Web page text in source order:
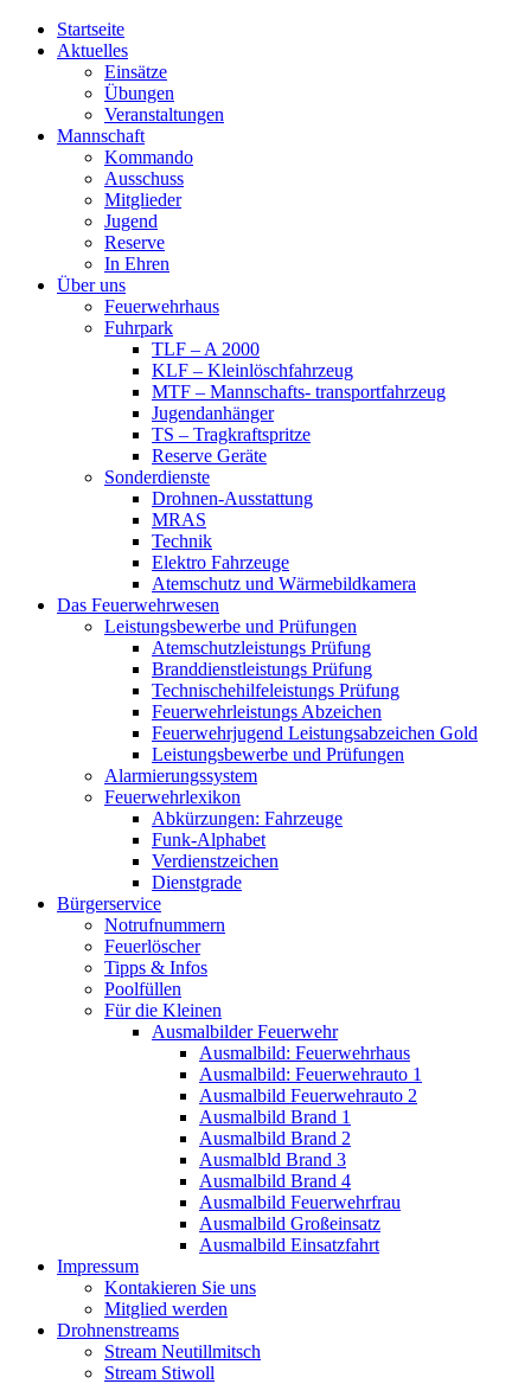
Startseite
Aktuelles
Einsätze
Übungen
Veranstaltungen
Mannschaft
Kommando
Ausschuss
Mitglieder
Jugend
Reserve
In Ehren
Über uns
Feuerwehrhaus
Fuhrpark
TLF – A 2000
KLF – Kleinlöschfahrzeug
MTF – Mannschafts- transportfahrzeug
Jugendanhänger
TS – Tragkraftspritze
Reserve Geräte
Sonderdienste
Drohnen-Ausstattung
MRAS
Technik
Elektro Fahrzeuge
Atemschutz und Wärmebildkamera
Das Feuerwehrwesen
Leistungsbewerbe und Prüfungen
Atemschutzleistungs Prüfung
Branddienstleistungs Prüfung
Technischehilfeleistungs Prüfung
Feuerwehrleistungs Abzeichen
Feuerwehrjugend Leistungsabzeichen Gold
Leistungsbewerbe und Prüfungen
Alarmierungssystem
Feuerwehrlexikon
Abkürzungen: Fahrzeuge
Funk-Alphabet
Verdienstzeichen
Dienstgrade
Bürgerservice
Notrufnummern
Feuerlöscher
Tipps & Infos
Poolfüllen
Für die Kleinen
Ausmalbilder Feuerwehr
Ausmalbild: Feuerwehrhaus
Ausmalbild: Feuerwehrauto 1
Ausmalbild Feuerwehrauto 2
Ausmalbild Brand 1
Ausmalbild Brand 2
Ausmalbld Brand 3
Ausmalbild Brand 4
Ausmalbild Feuerwehrfrau
Ausmalbild Großeinsatz
Ausmalbild Einsatzfahrt
Impressum
Kontakieren Sie uns
Mitglied werden
Drohnenstreams
Stream Neutillmitsch
Stream Stiwoll